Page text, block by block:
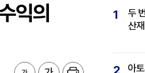
익의
1
두
산
2
아